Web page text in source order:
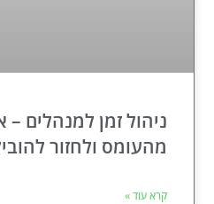
ניהול זמן למנהלים
מהעומס ולחזור
קרא עוד »